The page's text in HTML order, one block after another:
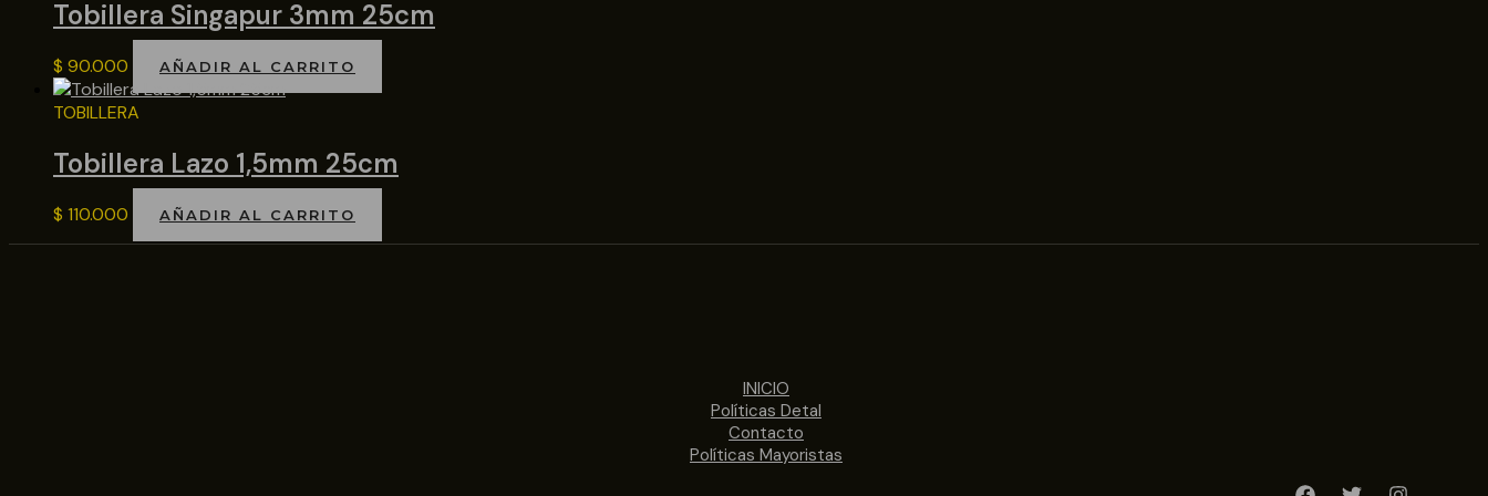
Tobillera Singapur 3mm 25cm
$ 90.000 AÑADIR AL CARRITO
TOBILLERA
Tobillera Lazo 1,5mm 25cm
$ 110.000 AÑADIR AL CARRITO
INICIO
Políticas Detal
Contacto
Políticas Mayoristas